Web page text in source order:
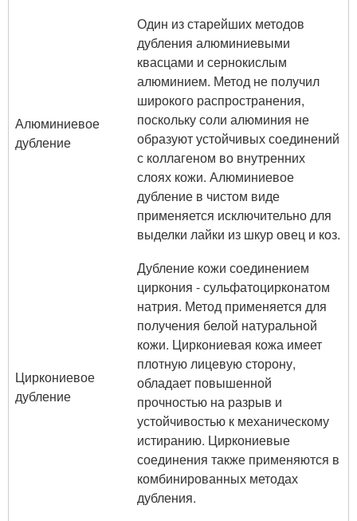
Алюминиевое
дубление
Один из старейших методов
дубления алюминиевыми
квасцами и сернокислым
алюминием. Метод не получил
широкого распространения,
поскольку соли алюминия не
образуют устойчивых соединений
с коллагеном во внутренних
слоях кожи. Алюминиевое
дубление в чистом виде
применяется исключительно для
выделки лайки из шкур овец и коз.
Циркониевое
дубление
Дубление кожи соединением
циркония - сульфатоцирконатом
натрия. Метод применяется для
получения белой натуральной
кожи. Циркониевая кожа имеет
плотную лицевую сторону,
обладает повышенной
прочностью на разрыв и
устойчивостью к механическому
истиранию. Циркониевые
соединения также применяются в
комбинированных методах
дубления.